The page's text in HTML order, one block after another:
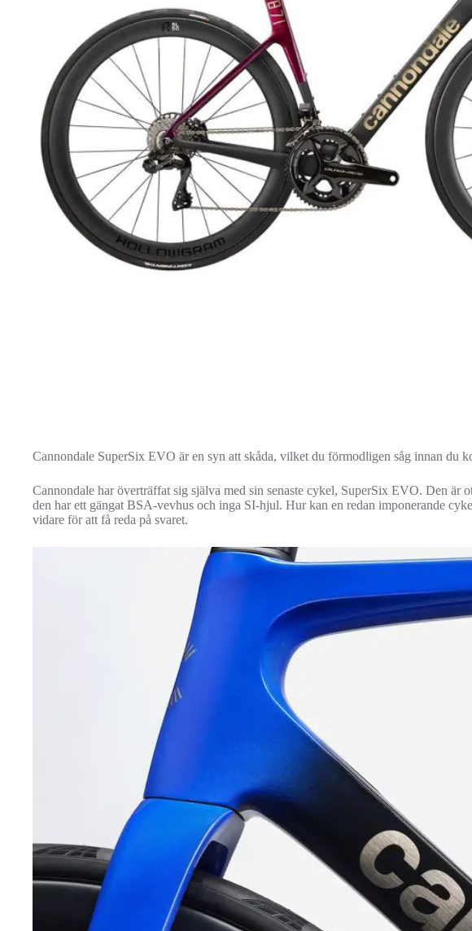
Cannondale SuperSix EVO är en syn att skåda, vilket du förmodligen såg innan du
Cannondale har överträffat sig själva med sin senaste cykel, SuperSix EVO. Den är
den har ett gängat BSA-vevhus och inga SI-hjul. Hur kan en redan imponerande
vidare för att få reda på svaret.